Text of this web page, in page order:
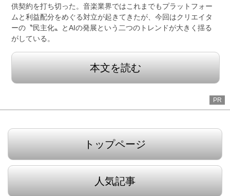
供契約を打ち切った。音楽業界ではこれまでもプラットフォー
ムと利益配分をめぐる対立が起きてきたが、今回はクリエイタ
ーの〝民主化〟とAIの発展という二つのトレンドが大きく揺る
がしている。
本文を読む
PR
トップページ
人気記事